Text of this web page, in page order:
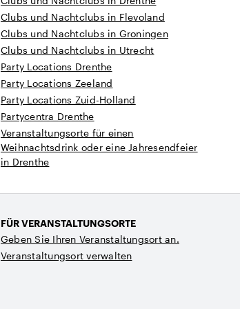
Clubs und Nachtclubs in Flevoland
Clubs und Nachtclubs in Groningen
Clubs und Nachtclubs in Utrecht
Party Locations Drenthe
Party Locations Zeeland
Party Locations Zuid-Holland
Partycentra Drenthe
Veranstaltungsorte für einen
Weihnachtsdrink oder eine Jahresendfeier
in Drenthe
FÜR VERANSTALTUNGSORTE
Geben Sie Ihren Veranstaltungsort an.
Veranstaltungsort verwalten